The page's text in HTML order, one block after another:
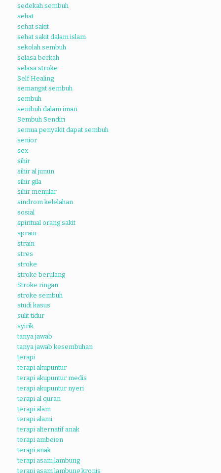
sedekah sembuh
sehat
sehat sakit
sehat sakit dalam islam
sekolah sembuh
selasa berkah
selasa stroke
Self Healing
semangat sembuh
sembuh
sembuh dalam iman
Sembuh Sendiri
semua penyakit dapat sembuh
senior
sex
sihir
sihir al junun
sihir gila
sihir menular
sindrom kelelahan
sosial
spiritual orang sakit
sprain
strain
stres
stroke
stroke berulang
Stroke ringan
stroke sembuh
studi kasus
sulit tidur
syirik
tanya jawab
tanya jawab kesembuhan
terapi
terapi akupuntur
terapi akupuntur medis
terapi akupuntur nyeri
terapi al quran
terapi alam
terapi alami
terapi alternatif anak
terapi ambeien
terapi anak
terapi asam lambung
terapi asam lambung kronis